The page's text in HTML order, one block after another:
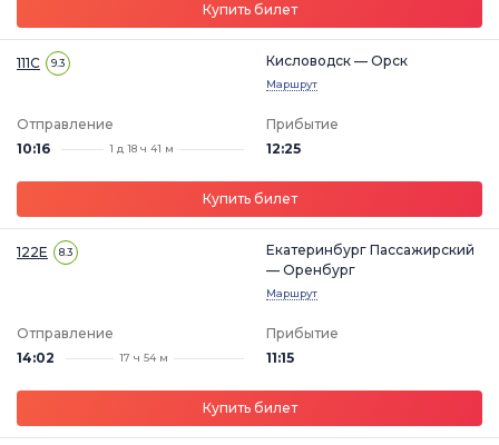
Купить билет
111С 9.3 Кисловодск — Орск
Маршрут
Отправление
10:16
1 д 18 ч 41 м
Прибытие
12:25
Купить билет
122Е 8.3
Екатеринбург Пассажирский
— Оренбург
Маршрут
Отправление
14:02
17 ч 54 м
Прибытие
11:15
Купить билет